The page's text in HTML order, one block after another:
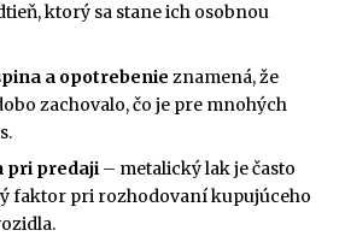
ktorý sa stane ich osobnou
a opotrebenie znamená, že
zachovalo, čo je pre mnohých
pri predaji – metalický lak je často
faktor pri rozhodovaní kupujúceho